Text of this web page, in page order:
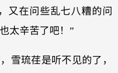
又在问些乱七八糟的问
太辛苦了吧！”
雪琉荏是听不见的了，